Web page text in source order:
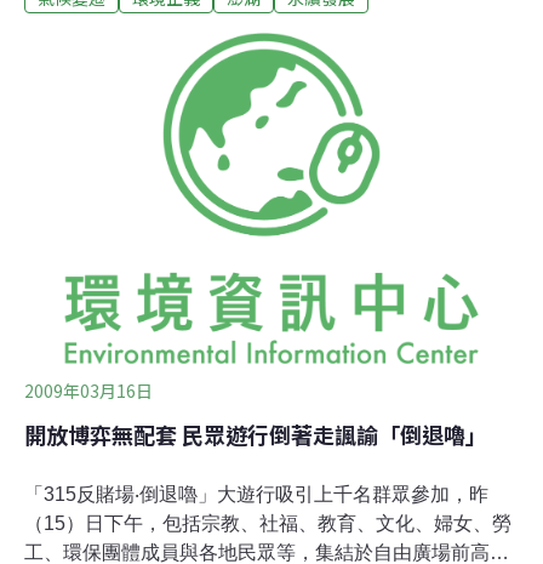
命運。觀光賭場真的能為澎湖創造錢景嗎？而快樂的澎湖
人，會不會從此失去美好的澎湖灣？今年1月12日，立法
院通過離島建設條例中賭博除罪化的條文，正式開啟了澎
湖發展博弈產業的大門……長久以來，強勁的東北季風，
是澎湖觀光旅遊的罩門。季風時期百業蕭條，全澎湖都陷
入冬眠蟄伏期。許多澎湖人相信，開放博弈特區，可以突
破澎湖氣候條件的限制，帶動秋冬季節的觀光人潮。500
澎湖縣政府在博弈說帖中，向縣民許下的美好未來。
2009年03月16日
開放博弈無配套 民眾遊行倒著走諷諭「倒退嚕」
「315反賭場‧倒退嚕」大遊行吸引上千名群眾參加，昨
（15）日下午，包括宗教、社福、教育、文化、婦女、勞
工、環保團體成員與各地民眾等，集結於自由廣場前高舉